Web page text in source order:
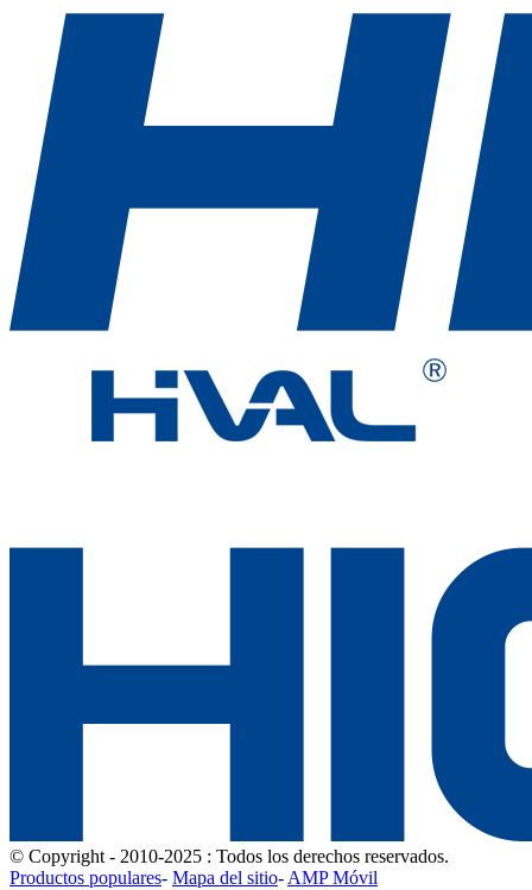
© Copyright - 2010-2025 : Todos los derechos reservados.
Productos populares- Mapa del sitio- AMP Móvil